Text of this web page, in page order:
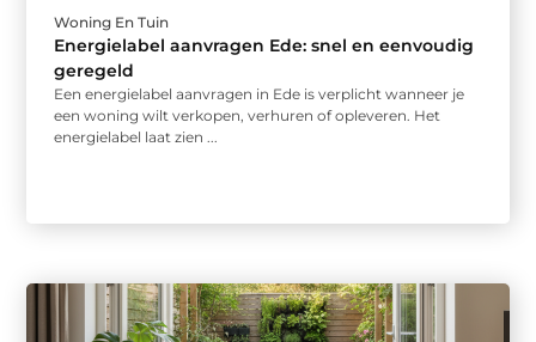
Woning En Tuin
Energielabel aanvragen Ede: snel en eenvoudig
geregeld
Een energielabel aanvragen in Ede is verplicht wanneer je
een woning wilt verkopen, verhuren of opleveren. Het
energielabel laat zien ...